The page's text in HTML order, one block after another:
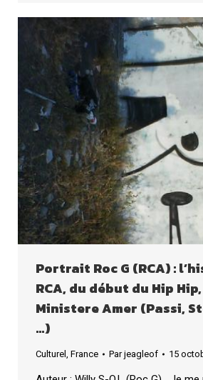
Portrait Roc G (RCA) :
RCA, du début du Hip
Ministere Amer (Passi,
…)
Culturel France Parjeagleof 15